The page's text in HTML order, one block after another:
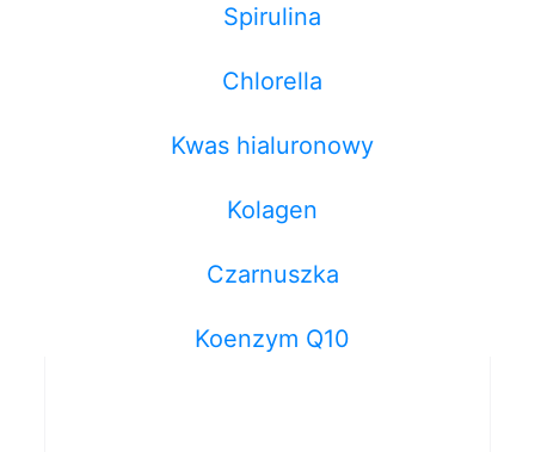
Spirulina
Chlorella
Kwas hialuronowy
Kolagen
Czarnuszka
Koenzym Q10